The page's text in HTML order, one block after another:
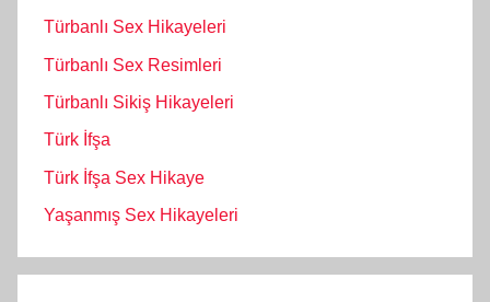
Türbanlı Sex Hikayeleri
Türbanlı Sex Resimleri
Türbanlı Sikiş Hikayeleri
Türk İfşa
Türk İfşa Sex Hikaye
Yaşanmış Sex Hikayeleri